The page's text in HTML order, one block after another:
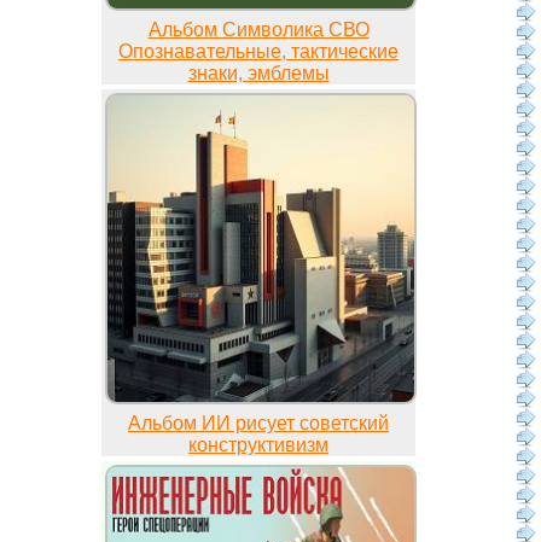
Альбом Символика СВО
Опознавательные, тактические
знаки, эмблемы
Альбом ИИ рисует советский
конструктивизм